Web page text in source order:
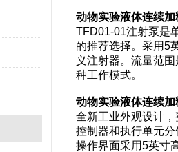
动物实验液体连续
TFD01-01注射泵是
的推荐选择。采用5
义注射器。流量范
种工作模式。
动物实验液体连续
全新工业外观设计
控制器和执行单元
操作界面采用5英寸